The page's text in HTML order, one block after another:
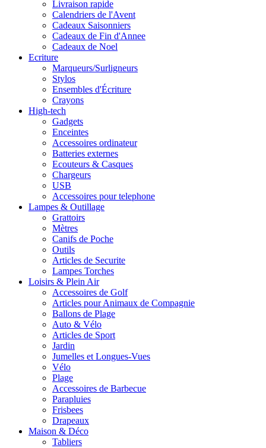
Livraison rapide
Calendriers de l'Avent
Cadeaux Saisonniers
Cadeaux de Fin d'Annee
Cadeaux de Noel
Ecriture
Marqueurs/Surligneurs
Stylos
Ensembles d'Écriture
Crayons
High-tech
Gadgets
Enceintes
Accessoires ordinateur
Batteries externes
Ecouteurs & Casques
Chargeurs
USB
Accessoires pour telephone
Lampes & Outillage
Grattoirs
Mètres
Canifs de Poche
Outils
Articles de Securite
Lampes Torches
Loisirs & Plein Air
Accessoires de Golf
Articles pour Animaux de Compagnie
Ballons de Plage
Auto & Vélo
Articles de Sport
Jardin
Jumelles et Longues-Vues
Vélo
Plage
Accessoires de Barbecue
Parapluies
Frisbees
Drapeaux
Maison & Déco
Tabliers